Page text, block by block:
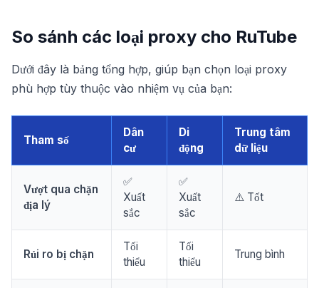
So sánh các loại proxy cho RuTube
Dưới đây là bảng tổng hợp, giúp bạn chọn loại proxy
phù hợp tùy thuộc vào nhiệm vụ của bạn:
Tham số
Dân
cư
Di
động
Trung tâm
dữ liệu
Vượt qua chặn
địa lý
✅
Xuất
sắc
✅
Xuất
sắc
⚠️ Tốt
Rủi ro bị chặn
Tối
thiểu
Tối
thiểu
Trung bình